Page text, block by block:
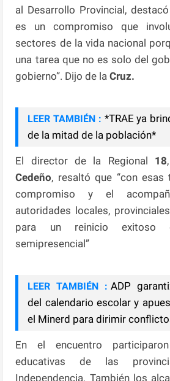
al Desarrollo Provincial,
es un compromiso que
sectores de la vida nacional
una tarea que no es solo del
gobierno”. Dijo de laCruz.
LEER TAMBIÉN : *TRAE ya
de la mitad de la población*
El director de la Regional 18
Cedeño, resaltó que “con esas
compromiso y el
autoridades locales,
para un reinicio exitoso
semipresencial”
LEER TAMBIÉN : ADP
del calendario escolar y
el Minerd para dirimir
En el encuentro
educativas de las
Independencia. También los